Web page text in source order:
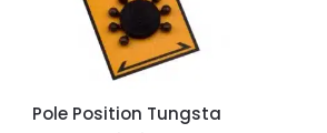
Pole Position Tungsta